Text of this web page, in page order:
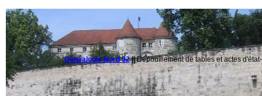
Généalogie Nord 52||Dépouillement de tables et actes